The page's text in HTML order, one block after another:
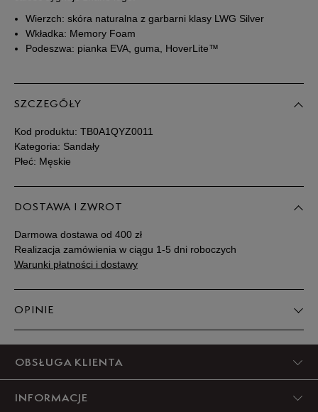
47,5 31 cm
Podane w centymetrach wymiary dotyczą długości stopy.
Wierzch: skóra naturalna z garbarni klasy LWG Silver
Wkładka: Memory Foam
Podeszwa: pianka EVA, guma, HoverLite™
SZCZEGÓŁY
Kod produktu: TB0A1QYZ0011
Kategoria: Sandały
Płeć: Męskie
DOSTAWA I ZWROT
Darmowa dostawa od 400 zł
Realizacja zamówienia w ciągu 1-5 dni roboczych
Warunki płatności i dostawy
OPINIE
5
4
OBSŁUGA KLIENTA
INFORMACJE